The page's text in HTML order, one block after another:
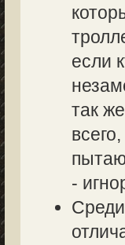
если
так
-